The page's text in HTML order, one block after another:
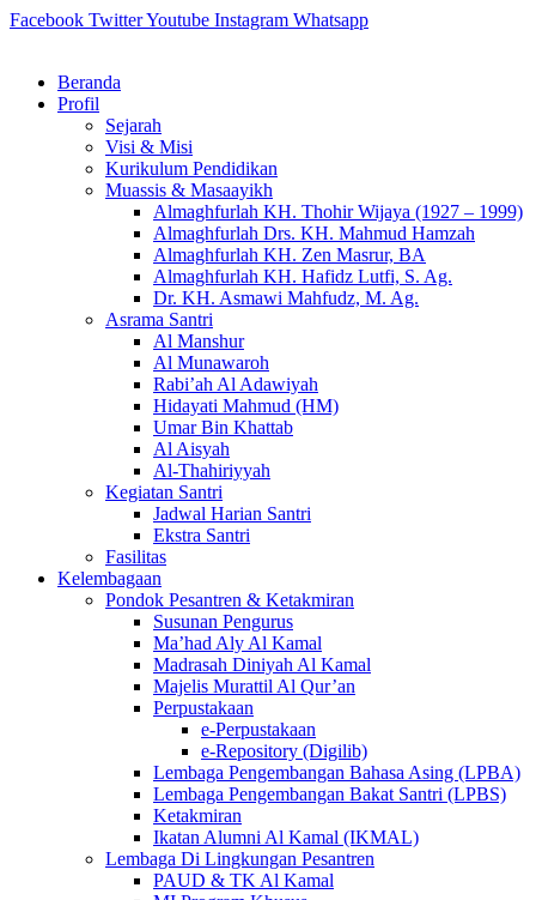
Skip
Facebook TwitterYoutube Instagram Whatsapp
Beranda
Profil
Sejarah
Visi & Misi
Kurikulum Pendidikan
Muassis & Masaayikh
Almaghfurlah KH. Thohir Wijaya (1927 – 1999)
Almaghfurlah Drs. KH. Mahmud Hamzah
Almaghfurlah KH. Zen Masrur, BA
Almaghfurlah KH. Hafidz Lutfi, S. Ag.
Dr. KH. Asmawi Mahfudz, M. Ag.
Asrama Santri
Al Manshur
Al Munawaroh
Rabi’ah Al Adawiyah
Hidayati Mahmud (HM)
Umar Bin Khattab
Al Aisyah
Al-Thahiriyyah
Kegiatan Santri
Jadwal Harian Santri
Ekstra Santri
Fasilitas
Kelembagaan
Pondok Pesantren & Ketakmiran
Susunan Pengurus
Ma’had Aly Al Kamal
Madrasah Diniyah Al Kamal
Majelis Murattil Al Qur’an
Perpustakaan
e-Perpustakaan
e-Repository (Digilib)
Lembaga Pengembangan Bahasa Asing (LPBA)
Lembaga Pengembangan Bakat Santri (LPBS)
Ketakmiran
Ikatan Alumni Al Kamal (IKMAL)
Lembaga Di Lingkungan Pesantren
PAUD & TK Al Kamal